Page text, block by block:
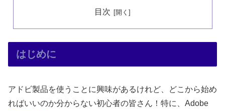
目次
はじめに
アドビ製品を使うことに興味があるけれど、どこから始め
ればいいのか分からない初心者の皆さん！特に、Adobe